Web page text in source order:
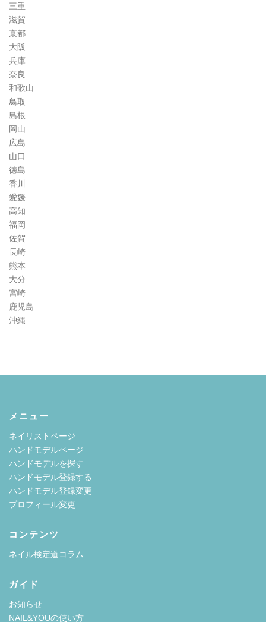
三重
滋賀
京都
大阪
兵庫
奈良
和歌山
鳥取
島根
岡山
広島
山口
徳島
香川
愛媛
高知
福岡
佐賀
長崎
熊本
大分
宮崎
鹿児島
沖縄
メニュー
ネイリストページ
ハンドモデルページ
ハンドモデルを探す
ハンドモデル登録する
ハンドモデル登録変更
プロフィール変更
コンテンツ
ネイル検定道コラム
ガイド
お知らせ
NAIL&YOUの使い方